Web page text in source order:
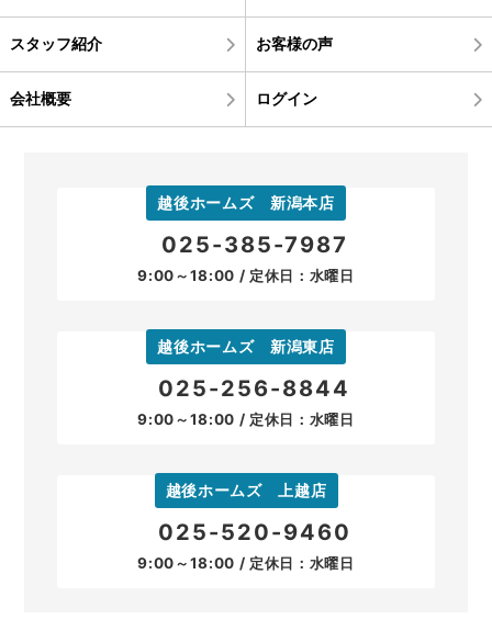
スタッフ紹介 お客様の声
会社概要 ログイン
越後ホームズ 新潟本店
025-385-7987
9:00～18:00 / 定休日：水曜日
越後ホームズ 新潟東店
025-256-8844
9:00～18:00 / 定休日：水曜日
越後ホームズ 上越店
025-520-9460
9:00～18:00 / 定休日：水曜日